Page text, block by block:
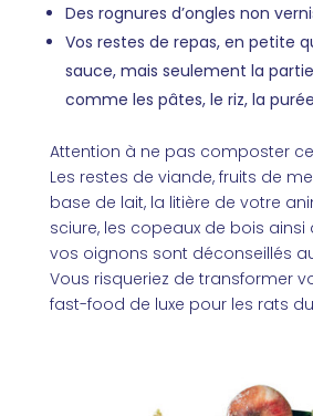
Des rognures d’ongles non
Vos restes de repas, en petite
sauce, mais seulement la
comme les pâtes, le riz, la
Attention à ne pas composter
Les restes de viande, fruits de
base de lait, la litière de votre
sciure, les copeaux de bois ainsi
vos oignons sont déconseillés
Vous risqueriez de transformer
fast-food de luxe pour les rats